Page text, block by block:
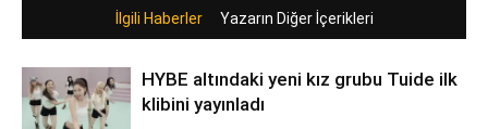
İlgili Haberler Yazarın Diğer İçerikleri
HYBE altındaki yeni kız grubu Tuide ilk
klibini yayınladı